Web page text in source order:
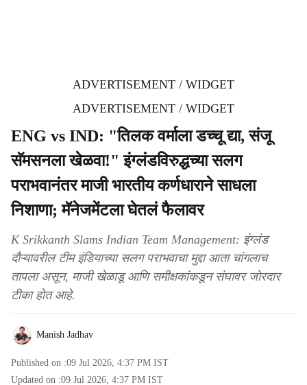
ADVERTISEMENT / WIDGET
ADVERTISEMENT / WIDGET
ENG vs IND: "तिलक वर्माला डच्चू द्या, संजू
सॅमसनला खेळवा!" इंग्लंडविरुद्धच्या सलग
पराभवानंतर माजी भारतीय कर्णधाराने साधला
निशाणा; मॅनेजमेंटला घेतलं फैलावर
K Srikkanth Slams Indian Team Management: इंग्लंड
दौऱ्यावरील टीम इंडियाच्या सलग पराभवाचा मुद्दा आता चांगलाच
तापला असून, माजी खेळाडू आणि समीक्षकांकडून संघावर जोरदार
टीका होत आहे.
Manish Jadhav
Published on :09 Jul 2026, 4:37 PM IST
Updated on :09 Jul 2026, 4:37 PM IST